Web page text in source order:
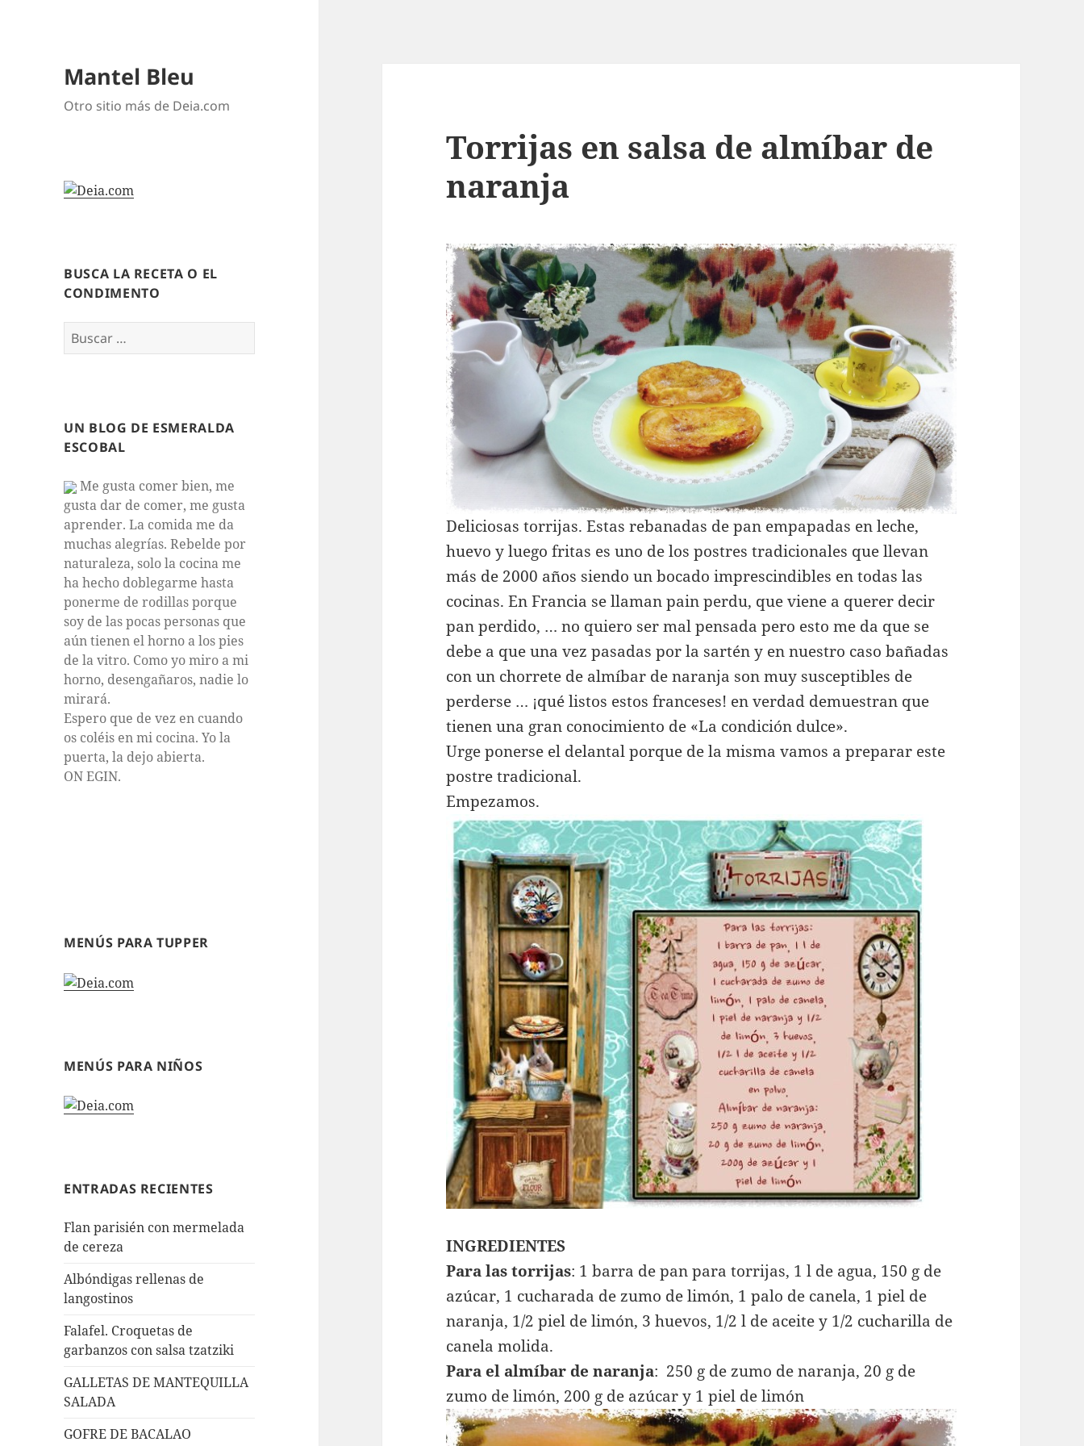
Mantel Bleu
Otro sitio más de Deia.com
BUSCA LA RECETA O EL
CONDIMENTO
Buscar:
UN BLOG DE ESMERALDA
ESCOBAL
Me gusta comer bien, me
gusta dar de comer, me gusta
aprender. La comida me da
muchas alegrías. Rebelde por
naturaleza, solo la cocina me
ha hecho doblegarme hasta
ponerme de rodillas porque
soy de las pocas personas que
aún tienen el horno a los pies
de la vitro. Como yo miro a mi
horno, desengañaros, nadie lo
mirará.
Espero que de vez en cuando
os coléis en mi cocina. Yo la
puerta, la dejo abierta.
ON EGIN.
MENÚS PARA TUPPER
MENÚS PARA NIÑOS
ENTRADAS RECIENTES
Flan parisién con mermelada
de cereza
Albóndigas rellenas de
langostinos
Falafel. Croquetas de
garbanzos con salsa tzatziki
GALLETAS DE MANTEQUILLA
SALADA
GOFRE DE BACALAO
Torrijas en salsa de almíbar de
naranja
Deliciosas torrijas. Estas rebanadas de pan empapadas en leche,
huevo y luego fritas es uno de los postres tradicionales que llevan
más de 2000 años siendo un bocado imprescindibles en todas las
cocinas. En Francia se llaman pain perdu, que viene a querer decir
pan perdido, … no quiero ser mal pensada pero esto me da que se
debe a que una vez pasadas por la sartén y en nuestro caso bañadas
con un chorrete de almíbar de naranja son muy susceptibles de
perderse … ¡qué listos estos franceses! en verdad demuestran que
tienen una gran conocimiento de «La condición dulce».
Urge ponerse el delantal porque de la misma vamos a preparar este
postre tradicional.
Empezamos.
INGREDIENTES
Para las torrijas: 1 barra de pan para torrijas, 1 l de agua, 150 g de
azúcar, 1 cucharada de zumo de limón, 1 palo de canela, 1 piel de
naranja, 1/2 piel de limón, 3 huevos, 1/2 l de aceite y 1/2 cucharilla de
canela molida.
Para el almíbar de naranja: 250 g de zumo de naranja, 20 g de
zumo de limón, 200 g de azúcar y 1 piel de limón